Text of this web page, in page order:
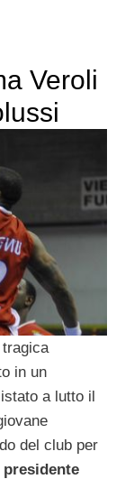
Veroli
tragica
in un
a lutto il
del club per
presidente